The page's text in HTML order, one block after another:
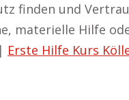
finden und
materielle Hilfe
| Erste Hilfe Kurs